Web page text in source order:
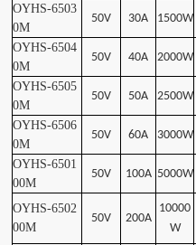
OYHS-6503
0M
50V 30A 1500W
OYHS-6504
0M
50V 40A 2000W
OYHS-6505
0M
50V 50A 2500W
OYHS-6506
0M
50V 60A 3000W
OYHS-6501
00M
50V 100A 5000W
OYHS-6502
00M
50V 200A
10000
W